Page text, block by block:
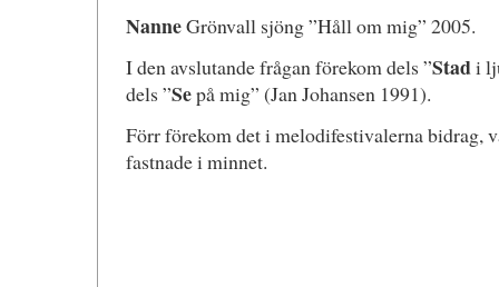
NanneGrönvall sjöng ”Håll om mig” 2005.
I den avslutande frågan förekom dels ”Stadi
dels ”Sepå mig” (Jan Johansen 1991).
Förr förekom det i melodifestivalerna bidrag,
fastnade i minnet.